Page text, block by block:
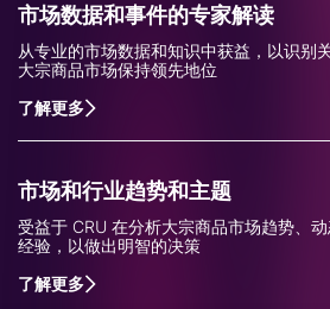
市场数据和事件的专家解读
从专业的市场数据和知识中获益，以识别
大宗商品市场保持领先地位
了解更多
市场和行业趋势和主题
受益于 CRU 在分析大宗商品市场趋势、
经验，以做出明智的决策
了解更多